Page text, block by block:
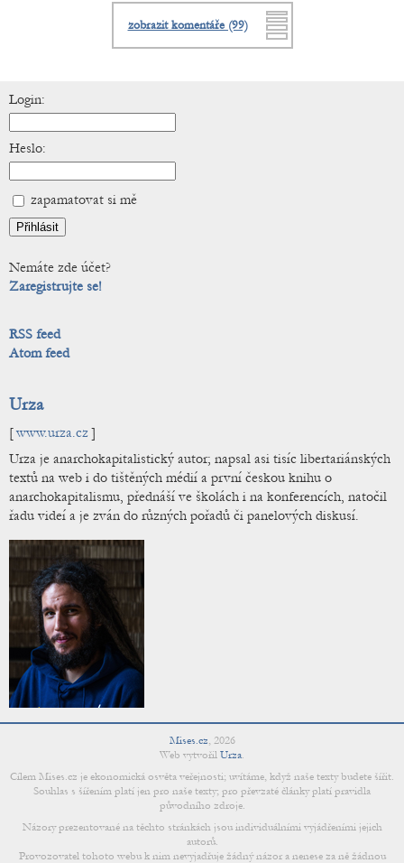
zobrazit komentáře (99)
Login:
Heslo:
zapamatovat si mě
Nemáte zde účet?
Zaregistrujte se!
RSS feed
Atom feed
Urza
[www.urza.cz]
Urza je anarchokapitalistický autor; napsal asi tisíc libertariánských
textů na web i do tištěných médií a první českou knihu o
anarchokapitalismu, přednáší ve školách i na konferencích, natočil
řadu videí a je zván do různých pořadů či panelových diskusí.
Mises.cz, 2026
Web vytvořil Urza.
Cílem Mises.cz je ekonomická osvěta veřejnosti; uvítáme, když naše texty budete šířit.
Souhlas s šířením platí jen pro naše texty; pro převzaté články platí pravidla
původního zdroje.
Názory prezentované na těchto stránkách jsou individuálními vyjádřeními jejich
autorů.
Provozovatel tohoto webu k nim nevyjadřuje žádný názor a nenese za ně žádnou